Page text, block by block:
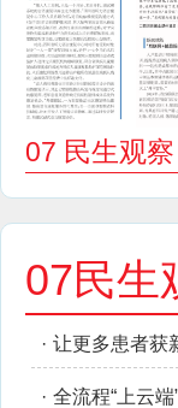
07 民生观察
07民生
· 让更多患者获
· 全流程“上云